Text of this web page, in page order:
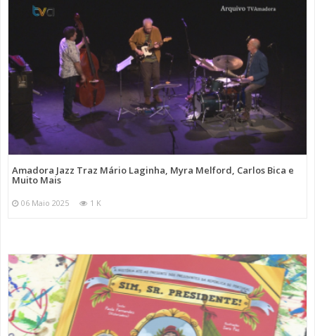
Amadora Jazz Traz Mário Laginha, Myra Melford, Carlos Bica e
Muito Mais
06 Maio 2025 1 K